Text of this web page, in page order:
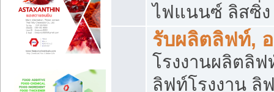
ไฟแนนซ์ ลิสซิ่ง
รับผลิตลิฟท์,
โรงงานผลิตลิ
ลิฟท์โรงงาน ลิ